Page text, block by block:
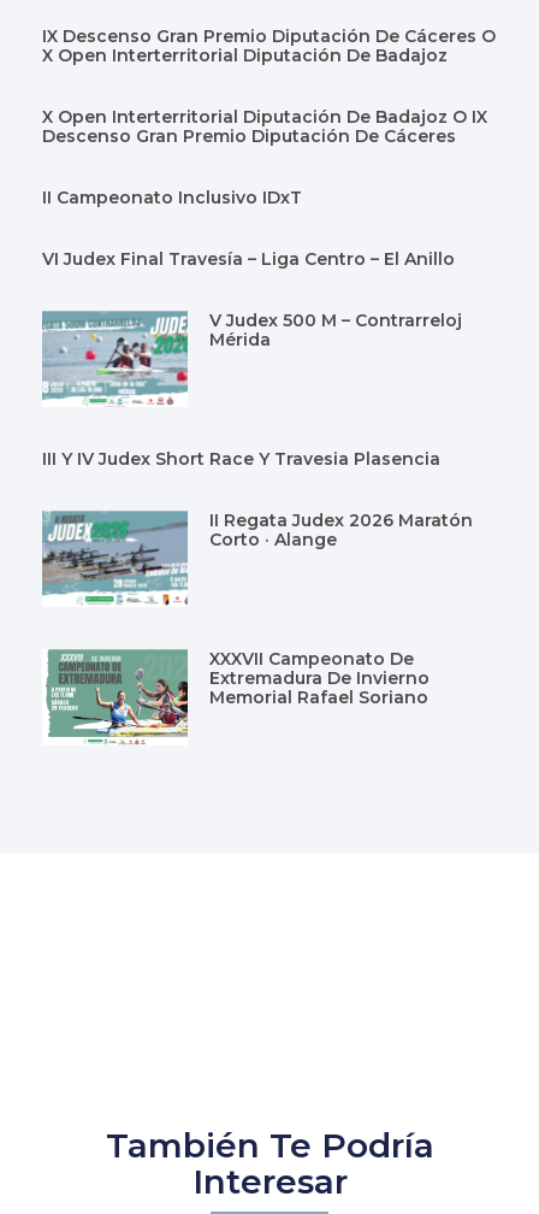
IX Descenso Gran Premio Diputación De Cáceres O
X Open Interterritorial Diputación De Badajoz
X Open Interterritorial Diputación De Badajoz O IX
Descenso Gran Premio Diputación De Cáceres
II Campeonato Inclusivo IDxT
VI Judex Final Travesía – Liga Centro – El Anillo
V Judex 500 M – Contrarreloj
Mérida
III Y IV Judex Short Race Y Travesia Plasencia
II Regata Judex 2026 Maratón
Corto · Alange
XXXVII Campeonato De
Extremadura De Invierno
Memorial Rafael Soriano
También Te Podría
Interesar